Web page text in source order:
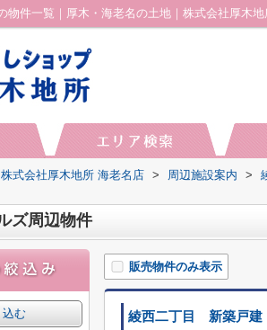
物件一覧｜厚木・海老名の土地｜株式会社厚木
式会社厚木地所 海老名店 > 周辺施設案内 >
ズ周辺物件
販売物件のみ表示
綾西二丁目 新築戸建
む